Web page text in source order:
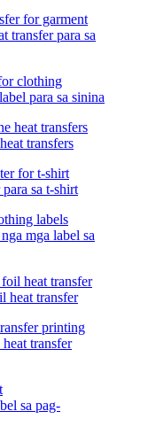
transfer para sa
para sa sinina
transfers
sa t-shirt
mga label sa
heat transfer
transfer
sa pag-